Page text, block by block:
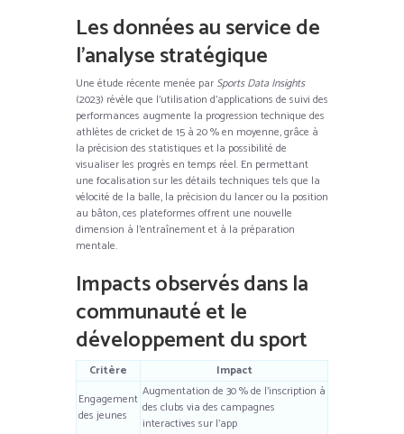
Les données au service de
l’analyse stratégique
Une étude récente menée par Sports Data Insights
(2023) révèle que l’utilisation d’applications de suivi des
performances augmente la progression technique des
athlètes de cricket de 15 à 20 % en moyenne, grâce à
la précision des statistiques et la possibilité de
visualiser les progrès en temps réel. En permettant
une focalisation sur les détails techniques tels que la
vélocité de la balle, la précision du lancer ou la position
au bâton, ces plateformes offrent une nouvelle
dimension à l’entraînement et à la préparation
mentale.
Impacts observés dans la
communauté et le
développement du sport
Critère
Impact
Engagement
des jeunes
Augmentation de 30 % de l’inscription à
des clubs via des campagnes
interactives sur l’app